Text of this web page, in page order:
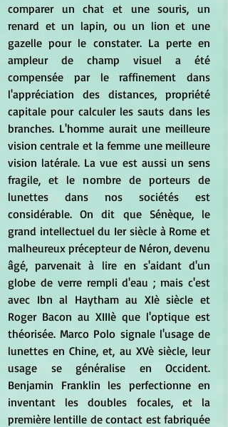
comparer un chat et une souris, un
renard et un lapin, ou un lion et une
gazelle pour le constater. La perte en
ampleur de champ visuel a été
compensée par le raffinement dans
l'appréciation des distances, propriété
capitale pour calculer les sauts dans les
branches. L'homme aurait une meilleure
vision centrale et la femme une meilleure
vision latérale. La vue est aussi un sens
fragile, et le nombre de porteurs de
lunettes dans nos sociétés est
considérable. On dit que Sénèque, le
grand intellectuel du Ier siècle à Rome et
malheureux précepteur de Néron, devenu
âgé, parvenait à lire en s'aidant d'un
globe de verre rempli d'eau ; mais c'est
avec Ibn al Haytham au XIè siècle et
Roger Bacon au XIIIè que l'optique est
théorisée. Marco Polo signale l'usage de
lunettes en Chine, et, au XVè siècle, leur
usage se généralise en Occident.
Benjamin Franklin les perfectionne en
inventant les doubles focales, et la
première lentille de contact est fabriquée